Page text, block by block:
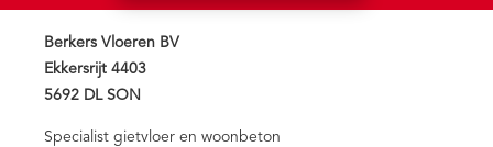
Berkers Vloeren BV
Ekkersrijt 4403
5692 DL SON
Specialist gietvloer en woonbeton